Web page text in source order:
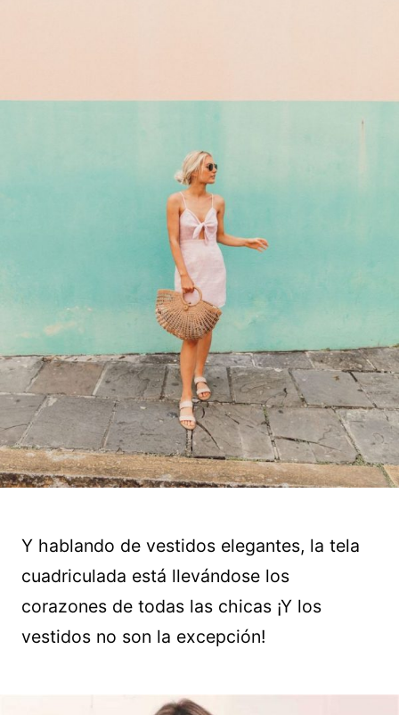
Y hablando de vestidos elegantes, la tela
cuadriculada está llevándose los
corazones de todas las chicas ¡Y los
vestidos no son la excepción!